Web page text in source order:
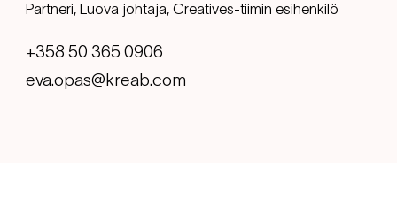
Partneri, Luova johtaja, Creatives-tiimin esihenkilö
+358 50 365 0906
eva.opas@kreab.com